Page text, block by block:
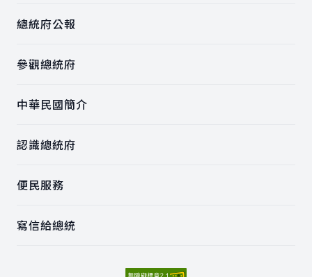
總統府公報
參觀總統府
中華民國簡介
認識總統府
便民服務
寫信給總統